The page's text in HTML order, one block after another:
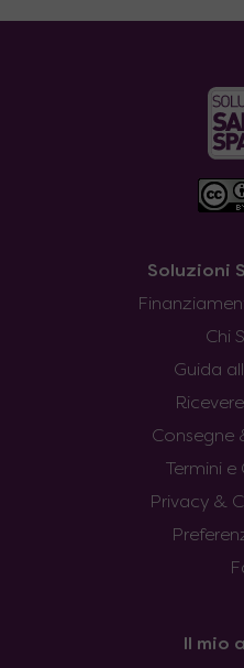
Soluzioni
Chi
Guida
Consegne
Termini
Privacy &
Il mio